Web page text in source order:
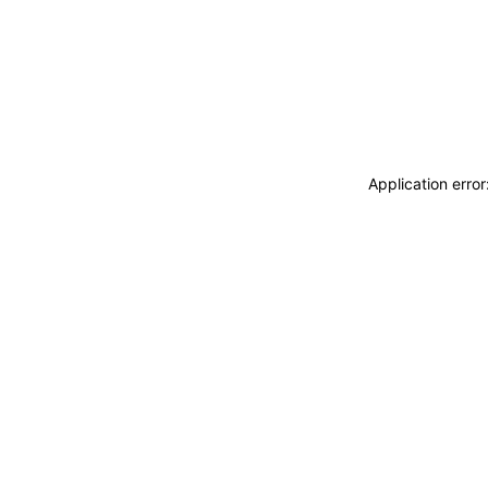
Application